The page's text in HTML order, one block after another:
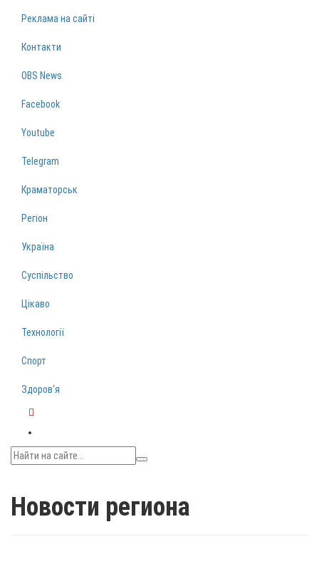
Реклама на сайті
Контакти
OBS News
Facebook
Youtube
Telegram
Краматорськ
Регіон
Україна
Суспільство
Цікаво
Технології
Спорт
Здоров‘я
Новости региона